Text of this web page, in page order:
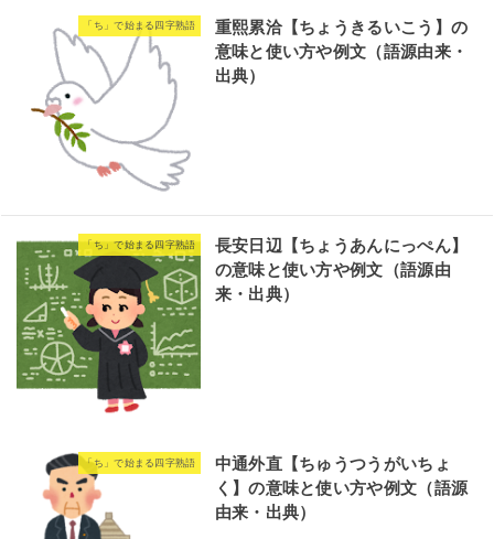
「ち」で始まる四字熟語
重熙累洽【ちょうきるいこう】の
意味と使い方や例文（語源由来・
出典）
「ち」で始まる四字熟語
長安日辺【ちょうあんにっぺん】
の意味と使い方や例文（語源由
来・出典）
「ち」で始まる四字熟語
中通外直【ちゅうつうがいちょ
く】の意味と使い方や例文（語源
由来・出典）